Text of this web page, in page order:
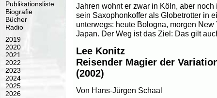
Publikationsliste
Biografie
Bücher
Radio
2019
2020
2021
2022
2023
2024
2025
2026
Jahren wohnt er zwar in Köln, aber noch
sein Saxophonkoffer als Globetrotter in
unterwegs: heute Bologna, morgen New
Japan. Der Weg ist das Ziel: Das gilt
Lee Konitz
Reisender Magier der
(2002)
Von Hans-Jürgen Schaal